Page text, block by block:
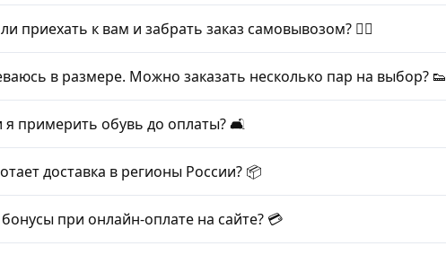
приехать к вам и забрать заказ самовывозом? 🏃‍♂️
в размере. Можно заказать несколько пар на выбор? 👟
я примерить обувь до оплаты? 🛋️
доставка в регионы России? 📦
бонусы при онлайн-оплате на сайте? 💳